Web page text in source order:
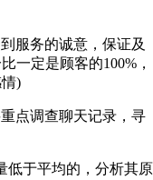
服务的诚意，保证及
一定是顾客的100%，
)
点调查聊天记录，寻
于平均的，分析其原